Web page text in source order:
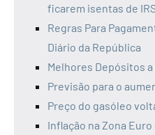
ficarem isentas de
Regras Para
Diário da República
Melhores Depósitos
Previsão para o
Preço do gasóleo
Inflação na Zona